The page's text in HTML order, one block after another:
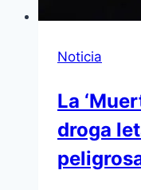
Noticia
La
droga